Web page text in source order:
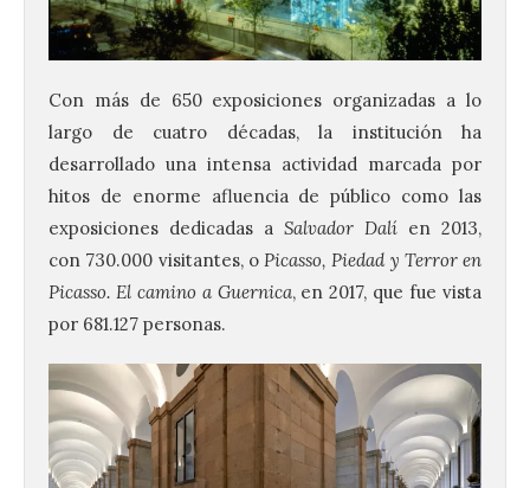
Con más de 650 exposiciones organizadas a lo
largo de cuatro décadas, la institución ha
desarrollado una intensa actividad marcada por
hitos de enorme afluencia de público como las
exposiciones dedicadas a Salvador Dalí en 2013,
con 730.000 visitantes, o Picasso, Piedad y Terror en
Picasso. El camino a Guernica, en 2017, que fue vista
por 681.127 personas.